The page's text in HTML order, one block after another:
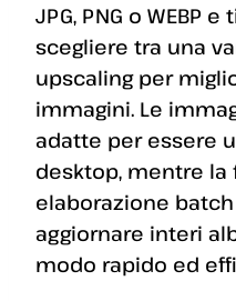
JPG, PNG o WEBP
scegliere tra una
upscaling per
immagini. Le
adatte per essere
desktop, mentre la
elaborazione
aggiornare interi
modo rapido ed